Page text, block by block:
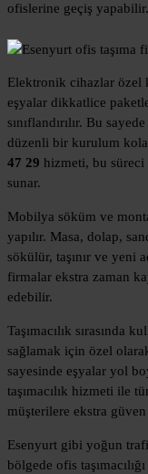
ofislerine geçiş yapabilir.
Elektronik cihazlar özel
eşyalar dikkatlice
sınıflandırılır. Bu
düzenli bir kurulum
47 29 hizmeti, bu
sunar.
Mobilya söküm ve
yapılır. Masa, dolap,
sökülür, taşınır ve yeni
firmalar ekstra zaman
edebilir.
Taşımacılık sırasında
sağlamak için özel
sayesinde eşyalar yol
taşımacılık hizmeti ile
müşterilere ekstra güven
Esenyurt gibi yoğun
bölgede ofis